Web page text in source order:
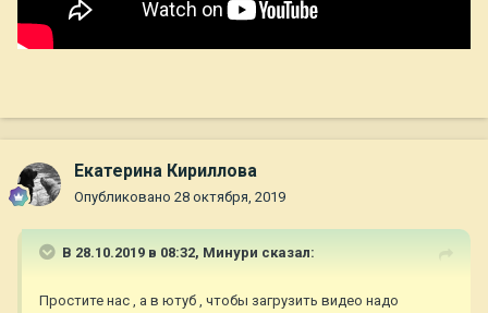
Екатерина Кириллова
Опубликовано 28 октября, 2019
В 28.10.2019 в 08:32, Минури сказал:
Простите нас , а в ютуб , чтобы загрузить видео надо